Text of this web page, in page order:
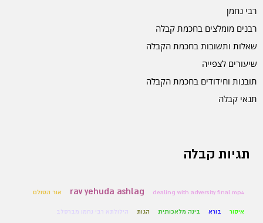
רבי נחמן
רבנים מומלצים בחכמת קבלה
שאלות ותשובות בחכמת הקבלה
שיעורים לצפייה
תובנות וחידודים בחכמת הקבלה
תנאי קבלה
תגיות קבלה
dealing with adversity final.mp4
rav yehuda ashlag אור הסולם
איסור בורא בינה מלאכותית הגות הילולתא רבי נחמן מברסלב